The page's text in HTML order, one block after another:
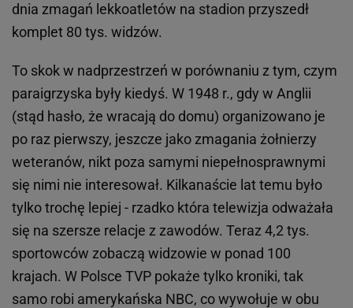
dnia zmagań lekkoatletów na stadion przyszedł
komplet 80 tys. widzów.
To skok w nadprzestrzeń w porównaniu z tym, czym
paraigrzyska były kiedyś. W 1948 r., gdy w Anglii
(stąd hasło, że wracają do domu) organizowano je
po raz pierwszy, jeszcze jako zmagania żołnierzy
weteranów, nikt poza samymi niepełnosprawnymi
się nimi nie interesował. Kilkanaście lat temu było
tylko trochę lepiej - rzadko która telewizja odważała
się na szersze relacje z zawodów. Teraz 4,2 tys.
sportowców zobaczą widzowie w ponad 100
krajach. W Polsce TVP pokaże tylko kroniki, tak
samo robi amerykańska NBC, co wywołuje w obu